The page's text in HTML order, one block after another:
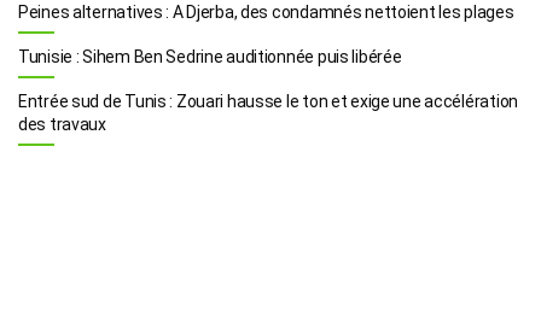
Peines alternatives : A Djerba, des condamnés nettoient les plages
Tunisie : Sihem Ben Sedrine auditionnée puis libérée
Entrée sud de Tunis : Zouari hausse le ton et exige une accélération
des travaux